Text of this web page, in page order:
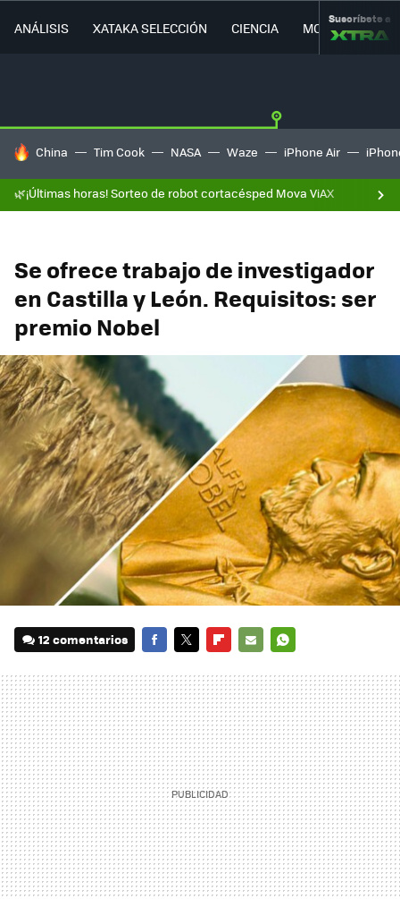
ANÁLISIS XATAKA SELECCIÓN CIENCIA MOVILIDAD
Suscríbete a
HOY SE HABLA DE
China Tim Cook NASA Waze iPhone Air
🌿¡Últimas horas! Sorteo de robot cortacésped Mova ViAX
Se ofrece trabajo de investigador
en Castilla y León. Requisitos: ser
premio Nobel
12 comentarios
MAIL